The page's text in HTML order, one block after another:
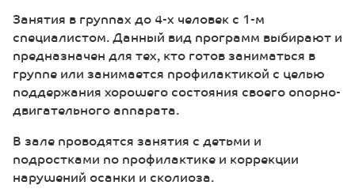
Занятия в группах до 4-х человек с 1-м
специалистом. Данный вид программ выбирают и
предназначен для тех, кто готов заниматься в
группе или занимается профилактикой с целью
поддержания хорошего состояния своего опорно-
двигательного аппарата.
В зале проводятся занятия с детьми и
подростками по профилактике и коррекции
нарушений осанки и сколиоза.